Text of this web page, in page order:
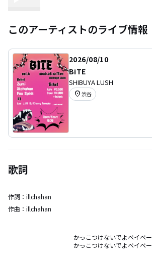
このアーティストのライブ情報
2026/08/10
BiTE
SHIBUYA LUSH
location_on 渋谷
歌詞
作詞： illchahan
作曲： illchahan
かっこつけないでよベイベー
かっこつけないでよベイベー